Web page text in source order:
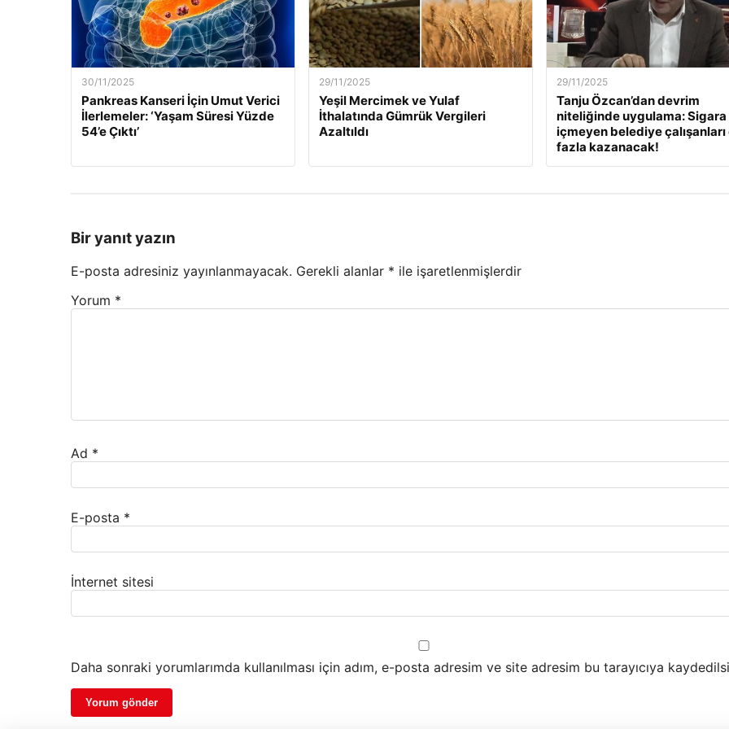
30/11/2025
Pankreas Kanseri İçin Umut Verici
İlerlemeler: ‘Yaşam Süresi Yüzde
54’e Çıktı’
29/11/2025
Yeşil Mercimek ve Yulaf
İthalatında Gümrük Vergileri
Azaltıldı
29/11/2025
Tanju Özcan’dan devrim
niteliğinde uygulama: Sigara
içmeyen belediye çalışanları
fazla kazanacak!
Bir yanıt yazın
E-posta adresiniz yayınlanmayacak. Gerekli alanlar * ile işaretlenmişlerdir
Yorum *
Ad *
E-posta *
İnternet sitesi
Daha sonraki yorumlarımda kullanılması için adım, e-posta adresim ve site adresim bu tarayıcıya